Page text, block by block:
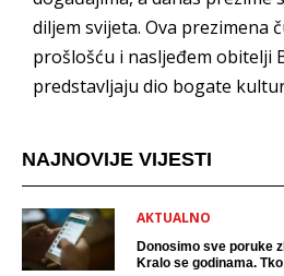
diljem svijeta. Ova prezimena
prošlošću i nasljeđem obitelji
predstavljaju dio bogate
NAJNOVIJE VIJESTI
AKTUALNO
Donosimo sve poruke
Kralo se godinama.